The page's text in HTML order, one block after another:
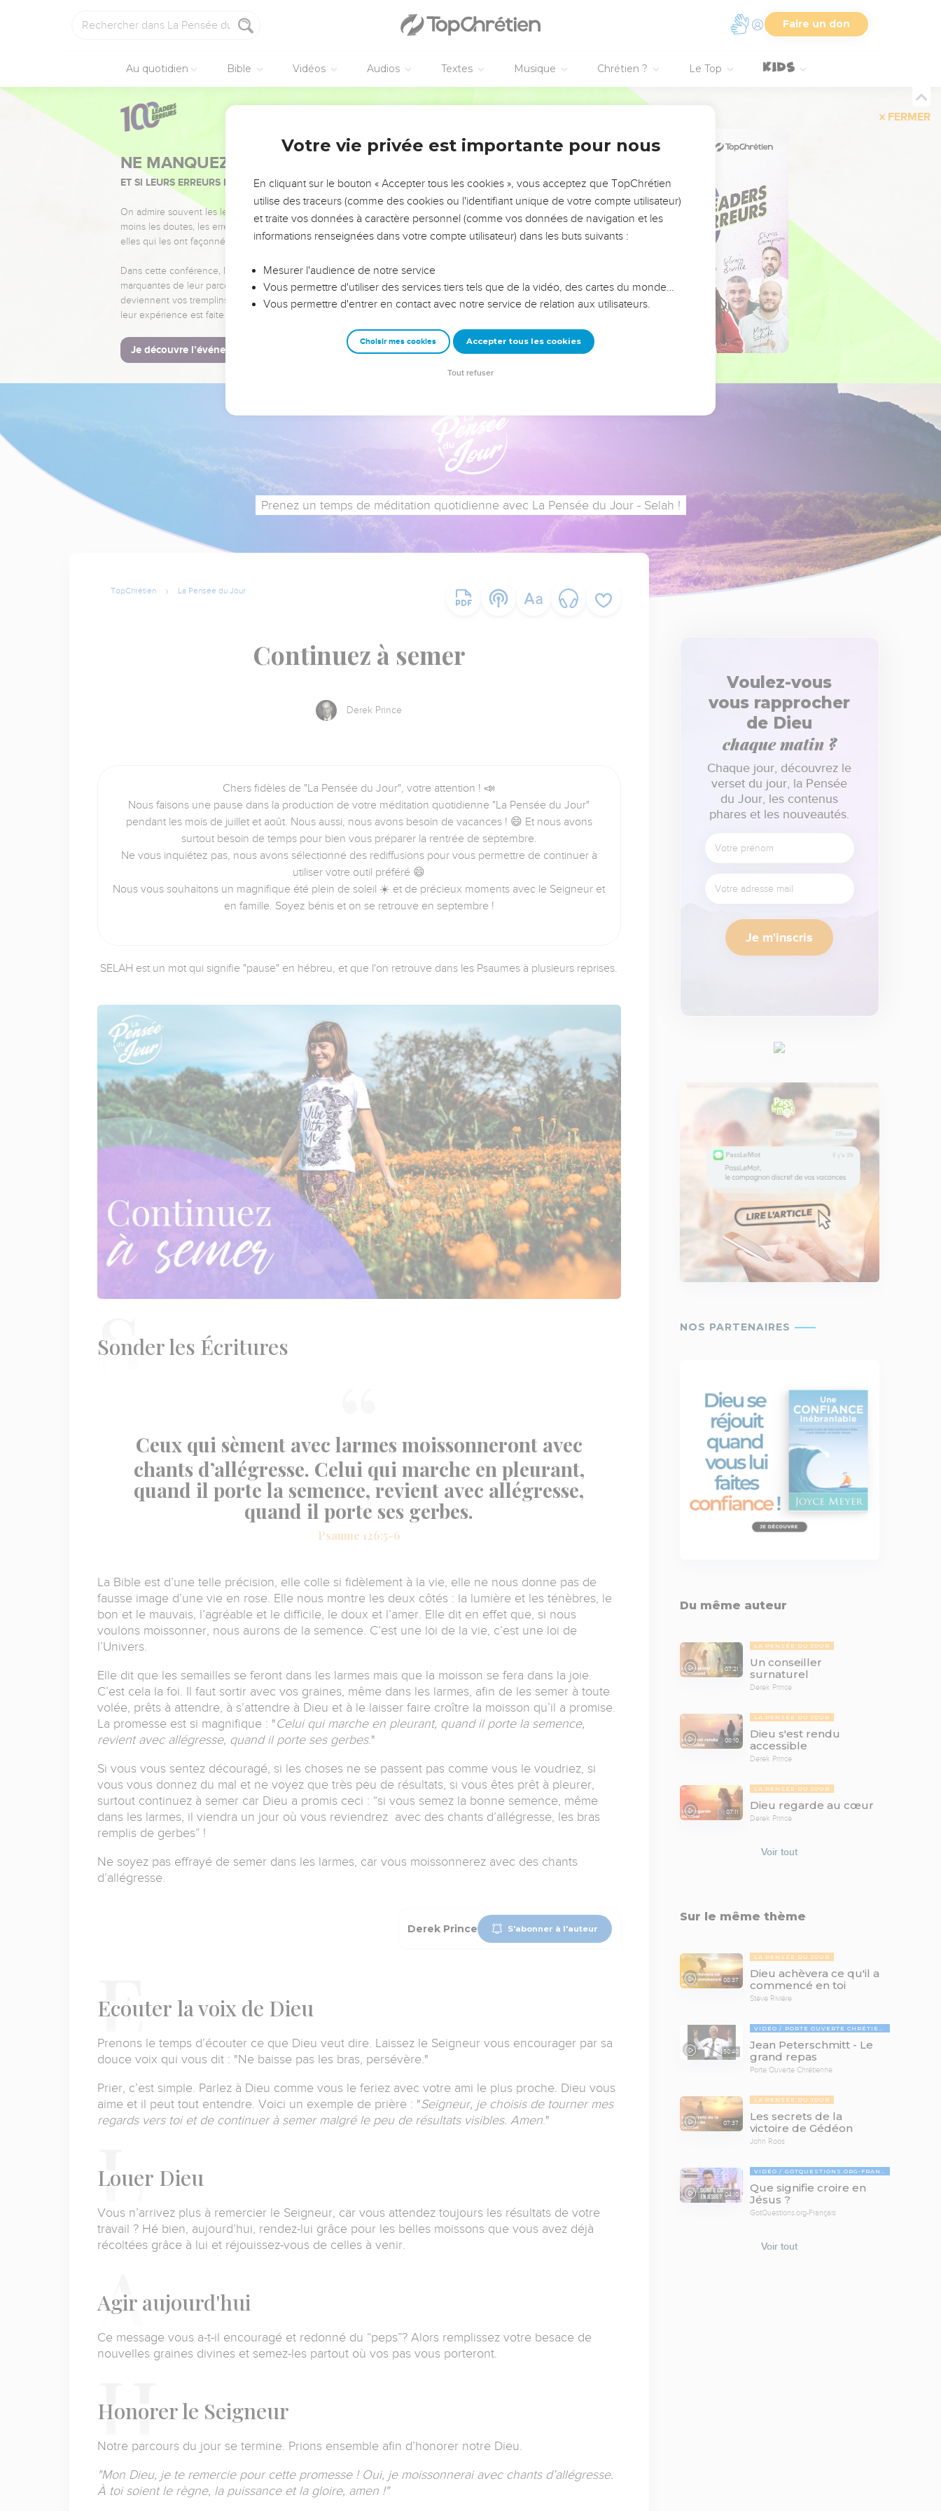
Faire un don
Au quotidien Bible Vidéos Audios Textes Musique Chrétien ? Le Top
FERMER
NE MANQUEZ PAS L’ÉVÉNEMENT DE L’ANNÉE !
ET SI LEURS ERREURS POUVAIENT VOUS ÉVITER LES VOTRES ?
On admire souvent les leaders pour leurs réussites, leur impact, leur foi ou leur vision. Mais on voit
moins les doutes, les erreurs et les saisons difficiles qu'ils ont traversés, alors même que ce sont
elles qui les ont façonnés.
Dans cette conférence, leaders, entrepreneurs, et responsables reviennent sur les erreurs
marquantes de leur parcours et les clés pour avancer avec plus de sagesse afin que leurs erreurs
deviennent vos tremplins. Que vous guidiez un ministère, une équipe, un groupe ou une famille,
leur expérience est faite pour vous.
Je découvre l’événement
Prenez un temps de méditation quotidienne avec La Pensée du Jour - Selah !
TopChrétien La Pensée du Jour
Continuez à semer
Derek Prince
Chers fidèles de "La Pensée du Jour", votre attention ! 📣
Nous faisons une pause dans la production de votre méditation quotidienne "La Pensée du Jour"
pendant les mois de juillet et août. Nous aussi, nous avons besoin de vacances ! 😄 Et nous avons
surtout besoin de temps pour bien vous préparer la rentrée de septembre.
Ne vous inquiétez pas, nous avons sélectionné des rediffusions pour vous permettre de continuer à
utiliser votre outil préféré 😄
Nous vous souhaitons un magnifique été plein de soleil ☀️ et de précieux moments avec le Seigneur et
en famille. Soyez bénis et on se retrouve en septembre !
SELAH est un mot qui signifie "pause" en hébreu, et que l'on retrouve dans les Psaumes à plusieurs reprises.
Sonder les Écritures
Ceux qui sèment avec larmes moissonneront avec
chants d’allégresse. Celui qui marche en pleurant,
quand il porte la semence, revient avec allégresse,
quand il porte ses gerbes.
Psaume 126:5-6
La Bible est d’une telle précision, elle colle si fidèlement à la vie, elle ne nous donne pas de
fausse image d’une vie en rose. Elle nous montre les deux côtés : la lumière et les ténèbres, le
bon et le mauvais, l’agréable et le difficile, le doux et l’amer. Elle dit en effet que, si nous
voulons moissonner, nous aurons de la semence. C’est une loi de la vie, c’est une loi de
l’Univers.
Elle dit que les semailles se feront dans les larmes mais que la moisson se fera dans la joie.
C’est cela la foi. Il faut sortir avec vos graines, même dans les larmes, afin de les semer à toute
volée, prêts à attendre, à s’attendre à Dieu et à le laisser faire croître la moisson qu’il a promise.
La promesse est si magnifique : "Celui qui marche en pleurant, quand il porte la semence,
revient avec allégresse, quand il porte ses gerbes."
Si vous vous sentez découragé, si les choses ne se passent pas comme vous le voudriez, si
vous vous donnez du mal et ne voyez que très peu de résultats, si vous êtes prêt à pleurer,
surtout continuez à semer car Dieu a promis ceci : “si vous semez la bonne semence, même
dans les larmes, il viendra un jour où vous reviendrez avec des chants d’allégresse, les bras
remplis de gerbes”!
Ne soyez pas effrayé de semer dans les larmes, car vous moissonnerez avec des chants
d’allégresse.
Derek Prince S'abonner à l'auteur
Ecouter la voix de Dieu
Prenons le temps d’écouter ce que Dieu veut dire. Laissez le Seigneur vous encourager par sa
douce voix qui vous dit : "Ne baisse pas les bras, persévère."
Prier, c’est simple. Parlez à Dieu comme vous le feriez avec votre ami le plus proche. Dieu vous
aime et il peut tout entendre. Voici un exemple de prière : "Seigneur, je choisis de tourner mes
regards vers toi et de continuer à semer malgré le peu de résultats visibles. Amen."
Louer Dieu
Vous n’arrivez plus à remercier le Seigneur, car vous attendez toujours les résultats de votre
travail ? Hé bien, aujourd’hui, rendez-lui grâce pour les belles moissons que vous avez déjà
récoltées grâce à lui et réjouissez-vous de celles à venir.
Agir aujourd'hui
Ce message vous a-t-il encouragé et redonné du “peps”? Alors remplissez votre besace de
nouvelles graines divines et semez-les partout où vos pas vous porteront.
Honorer le Seigneur
Notre parcours du jour se termine. Prions ensemble afin d’honorer notre Dieu.
"Mon Dieu, je te remercie pour cette promesse ! Oui, je moissonnerai avec chants d’allégresse.
À toi soient le règne, la puissance et la gloire, amen !"
Voulez-vous
vous rapprocher
de Dieu
chaque matin ?
Chaque jour, découvrez le
verset du jour, la Pensée
du Jour, les contenus
phares et les nouveautés.
Je m'inscris
Du même auteur
07:21
LA PENSÉE DU JOUR
Un conseiller
surnaturel
Derek Prince
08:10
LA PENSÉE DU JOUR
Dieu s'est rendu
accessible
Derek Prince
07:11
LA PENSÉE DU JOUR
Dieu regarde au cœur
Derek Prince
Voir tout
Sur le même thème
08:37
LA PENSÉE DU JOUR
Dieu achèvera ce qu'il a
commencé en toi
Stève Rivière
50:40
VIDÉO PORTE OUVERTE CHRÉTIENNE
Jean Peterschmitt - Le
grand repas
Porte Ouverte Chrétienne
07:37
LA PENSÉE DU JOUR
Les secrets de la
victoire de Gédéon
John Roos
04:10
VIDÉO GOTQUESTIONS.ORG-FRANÇAIS
Que signifie croire en
Jésus ?
GotQuestions.org-Français
Voir tout
Votre vie privée est importante pour nous
En cliquant sur le bouton « Accepter tous les cookies », vous acceptez que TopChrétien
utilise des traceurs (comme des cookies ou l'identifiant unique de votre compte utilisateur)
et traite vos données à caractère personnel (comme vos données de navigation et les
informations renseignées dans votre compte utilisateur) dans les buts suivants :
Mesurer l'audience de notre service
Vous permettre d'utiliser des services tiers tels que de la vidéo, des cartes du monde…
Vous permettre d'entrer en contact avec notre service de relation aux utilisateurs.
Choisir mes cookies Accepter tous les cookies
Tout refuser